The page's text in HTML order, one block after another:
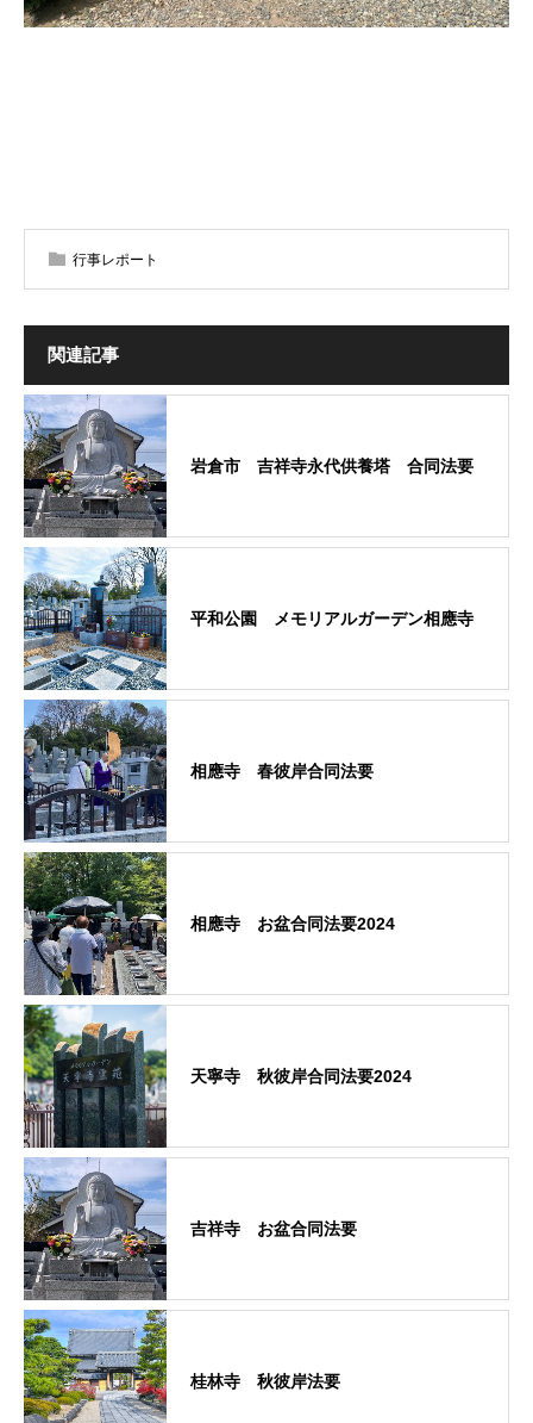
行事レポート
関連記事
岩倉市 吉祥寺永代供養塔 合同法要
平和公園 メモリアルガーデン相應寺
相應寺 春彼岸合同法要
相應寺 お盆合同法要2024
天寧寺 秋彼岸合同法要2024
吉祥寺 お盆合同法要
桂林寺 秋彼岸法要